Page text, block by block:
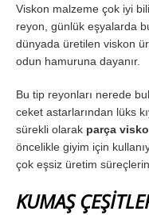
Viskon malzeme çok iyi
reyon, günlük eşyalarda
dünyada üretilen viskon
odun hamuruna dayanır.
Bu tip reyonları nerede
ceket astarlarından lüks
sürekli olarak parça
öncelikle giyim için
çok eşsiz üretim
KUMAŞ